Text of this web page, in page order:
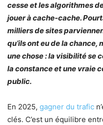
cesse et les algorithmes
jouer à cache-cache.
milliers de sites
qu’ils ont eu de la chance,
une chose : la visibilité se
la constance et une vraie
public.
En 2025, gagner du trafic
clés. C’est un équilibre